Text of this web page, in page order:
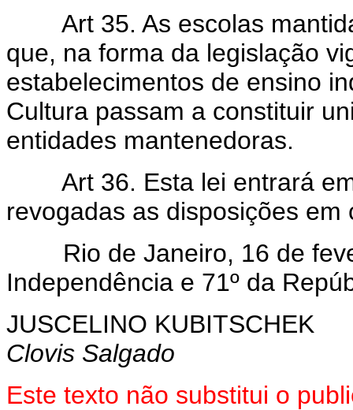
Art 35. As escolas
que, na forma da legislação
estabelecimentos de ensino
Cultura passam a constituir
entidades mantenedoras.
Art 36. Esta lei entrará
revogadas as disposições em
Rio de Janeiro, 16 de
Independência e 71º da
JUSCELINO KUBITSCHEK
Clovis Salgado
Este texto não substitui o